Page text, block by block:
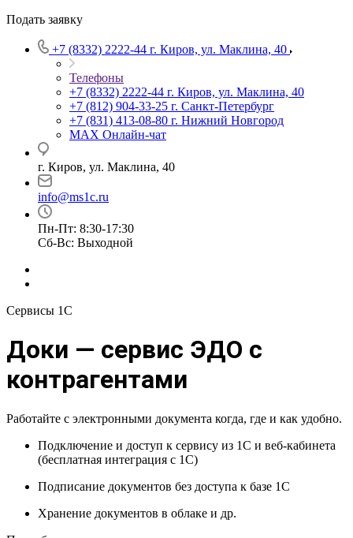
Подать заявку
+7 (8332) 2222-44 г. Киров, ул. Маклина, 40
Телефоны
+7 (8332) 2222-44 г. Киров, ул. Маклина, 40
+7 (812) 904-33-25 г. Санкт-Петербург
+7 (831) 413-08-80 г. Нижний Новгород
MAX Онлайн-чат
г. Киров, ул. Маклина, 40
info@ms1c.ru
Пн-Пт: 8:30-17:30
Cб-Вс: Выходной
Сервисы 1С
Доки — сервис ЭДО с
контрагентами
Работайте с электронными документа когда, где и как удобно.
Подключение и доступ к сервису из 1С и веб-кабинета
(бесплатная интеграция с 1С)
Подписание документов без доступа к базе 1С
Хранение документов в облаке и др.